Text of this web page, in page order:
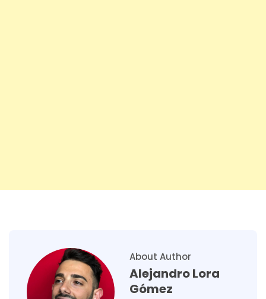
About Author
Alejandro Lora
Gómez